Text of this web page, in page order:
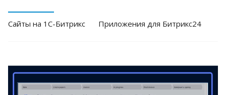
Cайты на 1С-Битрикс Приложения для Битрикс24